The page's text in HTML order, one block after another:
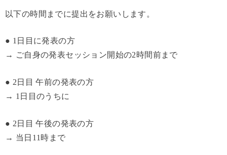
以下の時間までに提出をお願いします。
● 1日目に発表の方
→ ご自身の発表セッション開始の2時間前まで
● 2日目 午前の発表の方
→ 1日目のうちに
● 2日目 午後の発表の方
→ 当日11時まで